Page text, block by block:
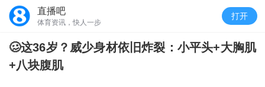
直播吧
体育资讯，快人一步
打开
🥴这36岁？威少身材依旧炸裂：小平头+大胸肌
+八块腹肌